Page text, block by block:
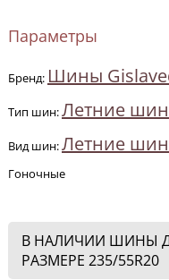
Параметры
Бренд: Шины
Тип шин:Летние
Вид шин:Летние
Гоночные
В НАЛИЧИИ ШИНЫ
РАЗМЕРЕ 235/55R20